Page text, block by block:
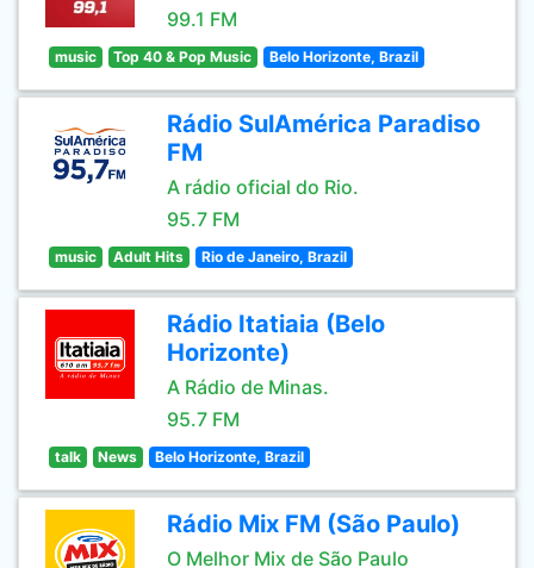
99.1 FM
music Top 40 & Pop Music Belo Horizonte, Brazil
Rádio SulAmérica Paradiso
FM
A rádio oficial do Rio.
95.7 FM
music Adult Hits Rio de Janeiro, Brazil
Rádio Itatiaia (Belo
Horizonte)
A Rádio de Minas.
95.7 FM
talk News Belo Horizonte, Brazil
Rádio Mix FM (São Paulo)
O Melhor Mix de São Paulo